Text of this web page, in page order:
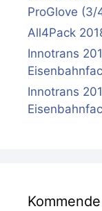
ProGlove (3/
All4Pack
Innotrans
Innotrans